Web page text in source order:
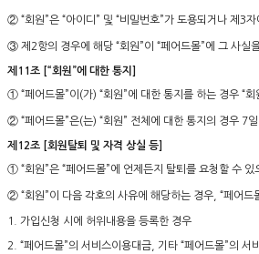
② “회원”은 “아이디” 및 “비밀번호”가 도용되거나 제3
③ 제2항의 경우에 해당 “회원”이 “페어드몰”에 그 사실
제11조 [“회원”에 대한 통지]
① “페어드몰”이(가) “회원”에 대한 통지를 하는 경우 “
② “페어드몰”은(는) “회원” 전체에 대한 통지의 경우 7
제12조 [회원탈퇴 및 자격 상실 등]
① “회원”은 “페어드몰”에 언제든지 탈퇴를 요청할 수
② “회원”이 다음 각호의 사유에 해당하는 경우, “페어드
1. 가입신청 시에 허위내용을 등록한 경우
2. “페어드몰”의 서비스이용대금, 기타 “페어드몰”의